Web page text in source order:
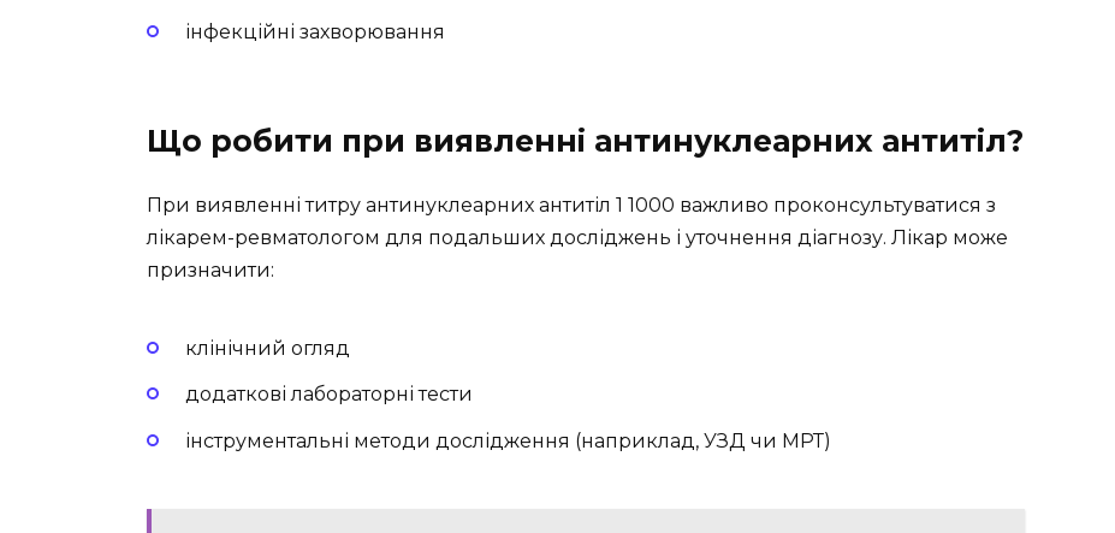
інфекційні захворювання
Що робити при виявленні антинуклеарних антитіл?
При виявленні титру антинуклеарних антитіл 1 1000 важливо проконсультуватися з
лікарем-ревматологом для подальших досліджень і уточнення діагнозу. Лікар може
призначити:
клінічний огляд
додаткові лабораторні тести
інструментальні методи дослідження (наприклад, УЗД чи МРТ)